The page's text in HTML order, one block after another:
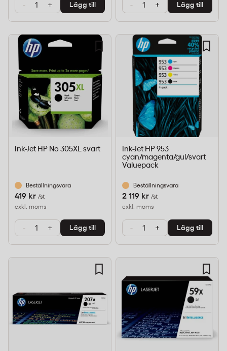
- + Lägg till - + Lägg till
Ink-Jet HP No 305XL svart
Beställningsvara
419 kr /st
exkl. moms
- + Lägg till
Ink-Jet HP 953
cyan/magenta/gul/svart
Valuepack
Beställningsvara
2 119 kr /st
exkl. moms
- + Lägg till